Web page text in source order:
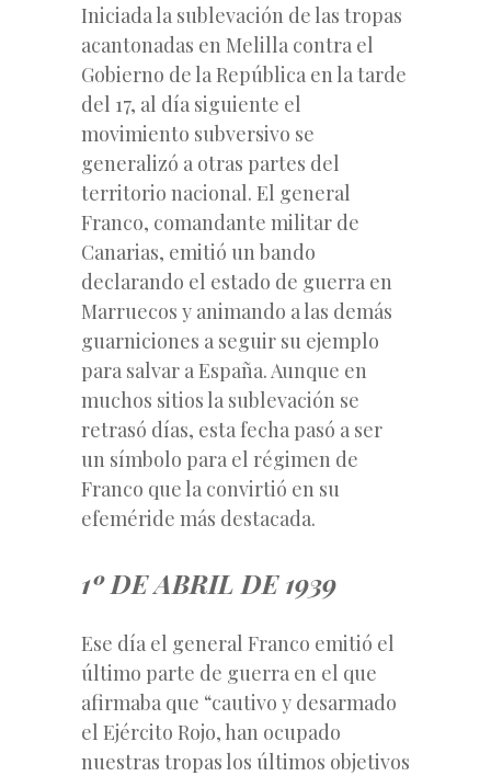
Iniciada la sublevación de las tropas
acantonadas en Melilla contra el
Gobierno de la República en la tarde
del 17, al día siguiente el
movimiento subversivo se
generalizó a otras partes del
territorio nacional. El general
Franco, comandante militar de
Canarias, emitió un bando
declarando el estado de guerra en
Marruecos y animando a las demás
guarniciones a seguir su ejemplo
para salvar a España. Aunque en
muchos sitios la sublevación se
retrasó días, esta fecha pasó a ser
un símbolo para el régimen de
Franco que la convirtió en su
efeméride más destacada.
1º DE ABRIL DE 1939
Ese día el general Franco emitió el
último parte de guerra en el que
afirmaba que “cautivo y desarmado
el Ejército Rojo, han ocupado
nuestras tropas los últimos objetivos